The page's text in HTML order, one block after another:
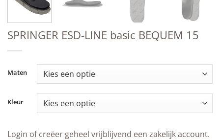
SPRINGER ESD-LINE basic BEQUEM 15
Maten
Kleur
Login of creëer geheel vrijblijvend een zakelijk account.